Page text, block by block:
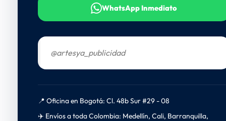
WhatsApp Inmediato
@artesya_publicidad
📍 Oficina en Bogotá: Cl. 48b Sur #29 - 08
✈️ Envíos a toda Colombia: Medellín, Cali, Barranquilla,